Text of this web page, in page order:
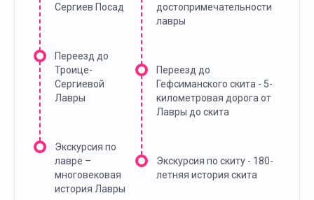
Сергиев Посад
Переезд до
Троице-
Сергиевой
Лавры
Экскурсия по
лавре –
многовековая
история Лавры
достопримечательности
лавры
Переезд до
Гефсиманского скита - 5-
километровая дорога от
Лавры до скита
Экскурсия по скиту - 180-
летняя история скита